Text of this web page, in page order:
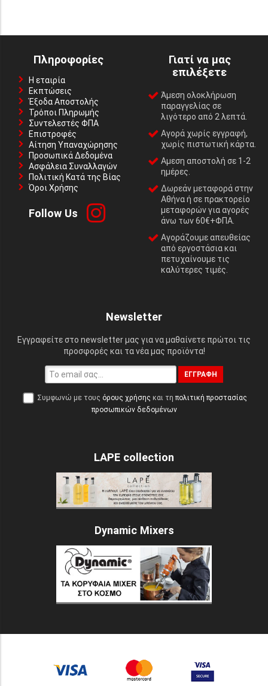
Πληροφορίες
Η εταιρία
Εκπτώσεις
Έξοδα Αποστολής
Τρόποι Πληρωμής
Συντελεστές ΦΠΑ
Επιστροφές
Αίτηση Υπαναχώρησης
Προσωπικά Δεδομένα
Ασφάλεια Συναλλαγών
Πολιτική Κατά της Βίας
Όροι Χρήσης
Follow Us
Γιατί να μας
επιλέξετε
Άμεση ολοκλήρωση
παραγγελίας σε
λιγότερο από 2 λεπτά.
Αγορά χωρίς εγγραφή,
χωρίς πιστωτική κάρτα.
Αμεση αποστολή σε 1-2
ημέρες.
Δωρεάν μεταφορά στην
Αθήνα ή σε πρακτορείο
μεταφορών για αγορές
άνω των 60€+ΦΠΑ.
Αγοράζουμε απευθείας
από εργοστάσια και
πετυχαίνουμε τις
καλύτερες τιμές.
Newsletter
Εγγραφείτε στο newsletter μας για να μαθαίνετε πρώτοι τις
προσφορές και τα νέα μας προϊόντα!
ΕΓΓΡΑΦΉ
Συμφωνώ με τους όρους χρήσης και τη πολιτική προστασίας
προσωπικών δεδομένων
LAPE collection
Dynamic Mixers